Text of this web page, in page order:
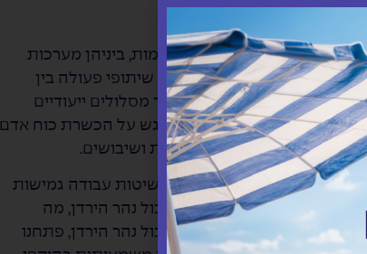
באמצעות טכנולוגיות מתקדמות, ביניהן מערכות
על כך, ישנה מגמה של העמקת שיתופי פעולה בין
פיזיות ולוגיסטיות לצד מסלולים ייעודיים
במעברים. במקביל מושם דגש על הכשרת כוח אדם
למנוע פקקים ולצמצם תקלות ושיבושים.
במעבר גבול נהר הירדן. אימצנו שיטות עבודה גמישות
הובלה יבשתית למעבר גבול נהר הירדן, מה
שצמצם עלויות ימיות בתקופת הקורונה והבטיח זרימה חלקה של סחורות. בשנת 2022, לאחר ההצלחה במעבר גבול נהר הירדן, פתחנו